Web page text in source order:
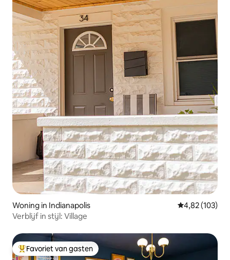
Woning in Indianapolis Gemiddelde
4,82 (103)
Verblijf in stijl: Village
Topfavoriet van gasten
Favoriet van gasten